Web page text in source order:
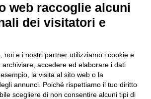
I.V. €100.000
Media Busto Arsizio srl - 21052 Busto
15 | Email.info@mmbusto.com| Tel.0331
|
Credits
web raccoglie alcuni
dei visitatori e
noi e i nostri partner utilizziamo i cookie e
archiviare, accedere ed elaborare i dati
la visita al sito web o la
annunci. Poiché rispettiamo il tuo diritto
scegliere di non consentire alcuni tipi di